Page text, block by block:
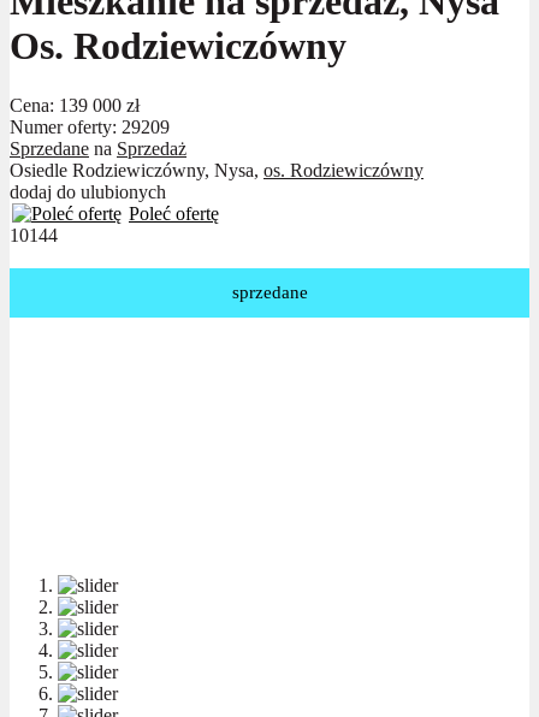
Os. Rodziewiczówny
Cena: 139 000 zł
Numer oferty: 29209
Sprzedane na Sprzedaż
Osiedle Rodziewiczówny, Nysa, os. Rodziewiczówny
dodaj do ulubionych
Poleć ofertę
10144
sprzedane